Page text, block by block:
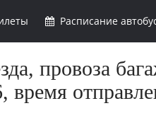
Расписание
провоза